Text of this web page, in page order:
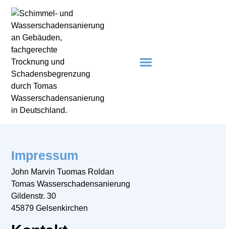
springen
Impressum
John Marvin Tuomas Roldan
Tomas Wasserschadensanierung
Gildenstr. 30
45879 Gelsenkirchen